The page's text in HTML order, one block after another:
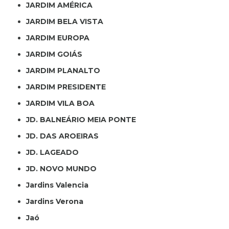
JARDIM AMÉRICA
JARDIM BELA VISTA
JARDIM EUROPA
JARDIM GOIÁS
JARDIM PLANALTO
JARDIM PRESIDENTE
JARDIM VILA BOA
JD. BALNEÁRIO MEIA PONTE
JD. DAS AROEIRAS
JD. LAGEADO
JD. NOVO MUNDO
Jardins Valencia
Jardins Verona
Jaó